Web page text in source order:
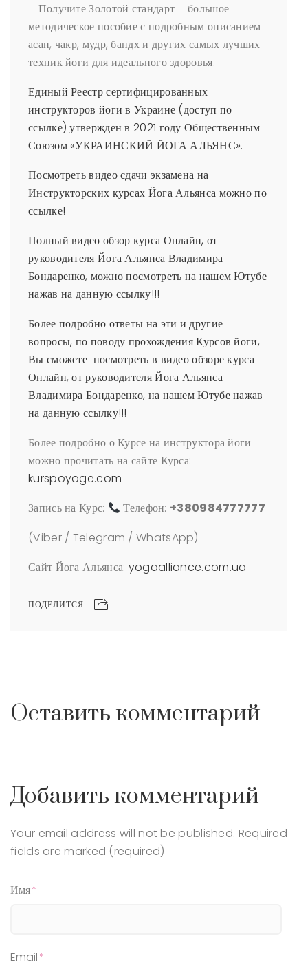
– Получите Золотой стандарт – большое
методическое пособие с подробным описанием
асан, чакр, мудр, бандх и других самых лучших
техник йоги для идеального здоровья.
Единый Реестр сертифицированных
инструкторов йоги в Украине (доступ по
ссылке) утвержден в 2021 году Общественным
Союзом «УКРАИНСКИЙ ЙОГА АЛЬЯНС».
Посмотреть видео сдачи экзамена на
Инструкторских курсах Йога Альянса можно по
ссылке!
Полный видео обзор курса Онлайн, от
руководителя Йога Альянса Владимира
Бондаренко, можно посмотреть на нашем Ютубе
нажав на данную ссылку!!!
Более подробно ответы на эти и другие
вопросы, по поводу прохождения Курсов йоги,
Вы сможете посмотреть в видео обзоре курса
Онлайн, от руководителя Йога Альянса
Владимира Бондаренко, на нашем Ютубе нажав
на данную ссылку!!!
Более подробно о Курсе на инструктора йоги
можно прочитать на сайте Курса:
kurspoyoge.com
Запись на Курс:
Телефон: +380984777777
(Viber / Telegram / WhatsApp)
Сайт Йога Альянса: yogaalliance.com.ua
ПОДЕЛИТСЯ
Оставить комментарий
Добавить комментарий
Your email address will not be published. Required
fields are marked (required)
Имя
Email